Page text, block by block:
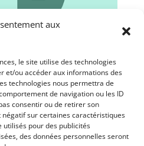
aux
le site utilise des technologies
et/ou accéder aux informations des
technologies nous permettra de
de navigation ou les ID
consentir ou de retirer son
sur certaines caractéristiques
utilisés pour des publicités
des données personnelles seront